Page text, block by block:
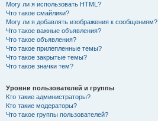
Могу ли я использовать HTML?
Что такое смайлики?
Могу ли я добавлять изображения к сообщениям?
Что такое важные объявления?
Что такое объявления?
Что такое прилепленные темы?
Что такое закрытые темы?
Что такое значки тем?
Уровни пользователей и группы
Кто такие администраторы?
Кто такие модераторы?
Что такое группы пользователей?